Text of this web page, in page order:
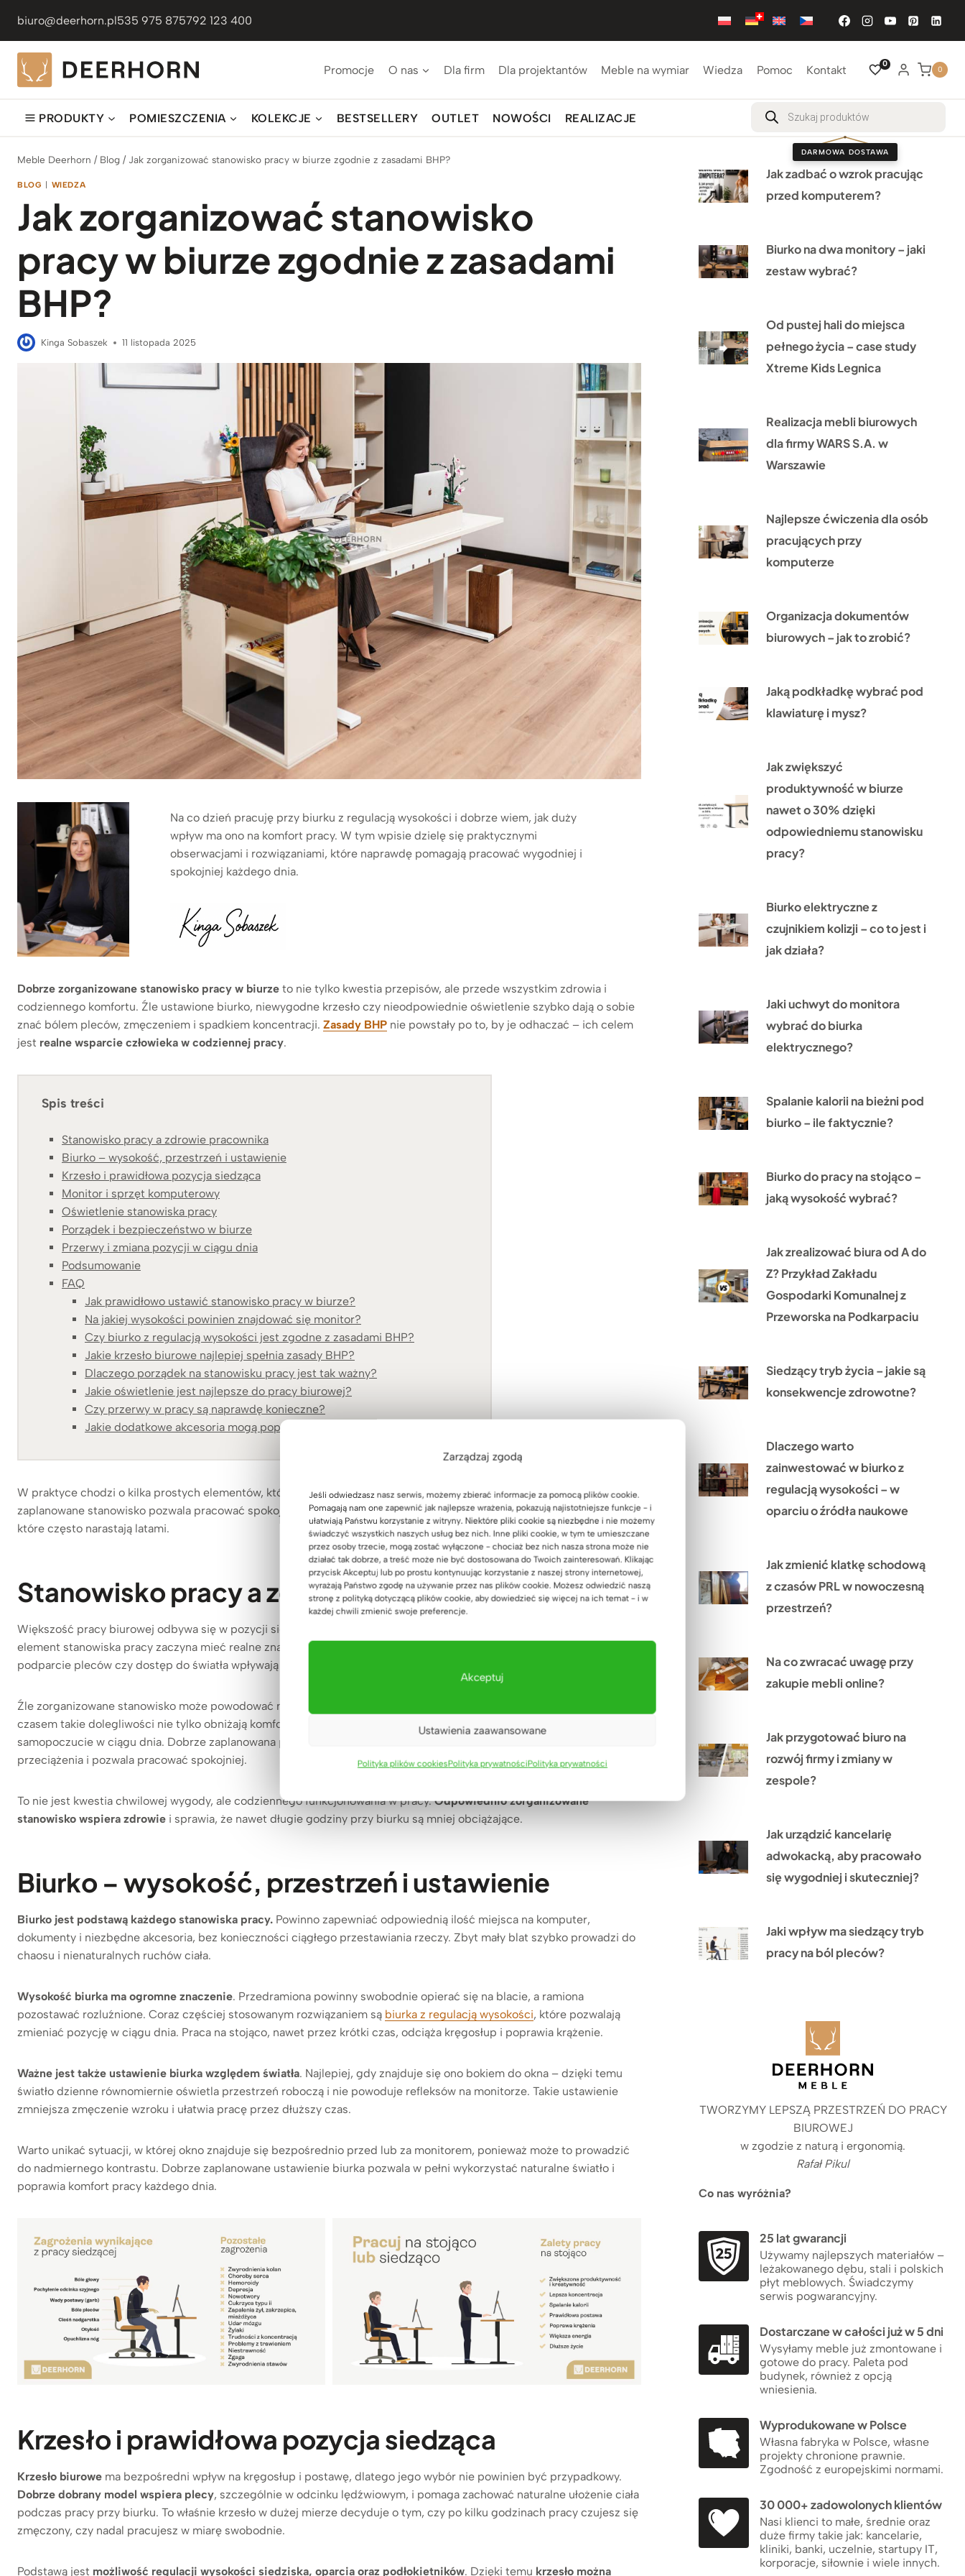
Zarządzaj zgodą
Jeśli odwiedzasz nasz serwis, możemy zbierać informacje za pomocą plików cookie.
Pomagają nam one zapewnić jak najlepsze wrażenia, pokazują najistotniejsze funkcje - i
ułatwiają Państwu korzystanie z witryny. Niektóre pliki cookie są niezbędne i nie możemy
świadczyć wszystkich naszych usług bez nich. Inne pliki cookie, w tym te umieszczane
przez osoby trzecie, mogą zostać wyłączone - chociaż bez nich nasza strona może nie
działać tak dobrze, a treść może nie być dostosowana do Twoich zainteresowań. Klikając
przycisk Akceptuj lub po prostu kontynuując korzystanie z naszej strony internetowej,
wyrażają Państwo zgodę na używanie przez nas plików cookie. Możesz odwiedzić naszą
stronę z polityką dotyczącą plików cookie, aby dowiedzieć się więcej na ich temat - i w
każdej chwili zmienić swoje preferencje.
Akceptuj
Ustawienia zaawansowane
Polityka plików cookiesPolityka prywatnościPolityka prywatności
treści
biuro@deerhorn.pl535 975 875792 123 400
Promocje O nas Dla firm Dla projektantów Meble na wymiar Wiedza Pomoc Kontakt 0
0
PRODUKTY POMIESZCZENIA KOLEKCJE BESTSELLERY OUTLET NOWOŚCI REALIZACJE
Wyszukiwarka
produktów
DARMOWA DOSTAWA
Meble Deerhorn / Blog / Jak zorganizować stanowisko pracy w biurze zgodnie z zasadami BHP?
BLOG | WIEDZA
Jak zorganizować stanowisko
pracy w biurze zgodnie z zasadami
BHP?
Kinga Sobaszek 11 listopada 2025
Na co dzień pracuję przy biurku z regulacją wysokości i dobrze wiem, jak duży
wpływ ma ono na komfort pracy. W tym wpisie dzielę się praktycznymi
obserwacjami i rozwiązaniami, które naprawdę pomagają pracować wygodniej i
spokojniej każdego dnia.
Dobrze zorganizowane stanowisko pracy w biurze to nie tylko kwestia przepisów, ale przede wszystkim zdrowia i
codziennego komfortu. Źle ustawione biurko, niewygodne krzesło czy nieodpowiednie oświetlenie szybko dają o sobie
znać bólem pleców, zmęczeniem i spadkiem koncentracji. Zasady BHP nie powstały po to, by je odhaczać – ich celem
jest realne wsparcie człowieka w codziennej pracy.
Spis treści
Stanowisko pracy a zdrowie pracownika
Biurko – wysokość, przestrzeń i ustawienie
Krzesło i prawidłowa pozycja siedząca
Monitor i sprzęt komputerowy
Oświetlenie stanowiska pracy
Porządek i bezpieczeństwo w biurze
Przerwy i zmiana pozycji w ciągu dnia
Podsumowanie
FAQ
Jak prawidłowo ustawić stanowisko pracy w biurze?
Na jakiej wysokości powinien znajdować się monitor?
Czy biurko z regulacją wysokości jest zgodne z zasadami BHP?
Jakie krzesło biurowe najlepiej spełnia zasady BHP?
Dlaczego porządek na stanowisku pracy jest tak ważny?
Jakie oświetlenie jest najlepsze do pracy biurowej?
Czy przerwy w pracy są naprawdę konieczne?
Jakie dodatkowe akcesoria mogą poprawić ergonomię stanowiska pracy?
W praktyce chodzi o kilka prostych elementów, które razem tworząbezpieczne i wygodne miejsce do pracy. Dobrze
zaplanowane stanowisko pozwala pracować spokojniej, dłużej utrzymać skupienie i uniknąć problemów zdrowotnych,
które często narastają latami.
Stanowisko pracy a zdrowie pracownika
Większość pracy biurowej odbywa się w pozycji siedzącej, często przez wiele godzin dziennie. W takiej sytuacji każdy
element stanowiska pracy zaczyna mieć realne znaczenie. Wysokość blatu, ustawienie monitora, odpowiednie
podparcie pleców czy dostęp do światła wpływają na to, jak ciało radzi sobie z długotrwałym obciążeniem.
Źle zorganizowane stanowisko może powodować napięcia mięśni, bóle karku i pleców oraz szybkie zmęczenie. Z
czasem takie dolegliwości nie tylko obniżają komfort pracy, ale również utrudniają koncentrację i wpływają na ogólne
samopoczucie w ciągu dnia. Dobrze zaplanowana przestrzeń pomaga utrzymać naturalną pozycję ciała, ogranicza
przeciążenia i pozwala pracować spokojniej.
To nie jest kwestia chwilowej wygody, ale codziennego funkcjonowania w pracy.Odpowiednio zorganizowane
stanowisko wspiera zdrowie i sprawia, że nawet długie godziny przy biurku są mniej obciążające.
Biurko – wysokość, przestrzeń i ustawienie
Biurko jest podstawą każdego stanowiska pracy. Powinno zapewniać odpowiednią ilość miejsca na komputer,
dokumenty i niezbędne akcesoria, bez konieczności ciągłego przestawiania rzeczy. Zbyt mały blat szybko prowadzi do
chaosu i nienaturalnych ruchów ciała.
Wysokość biurka ma ogromne znaczenie. Przedramiona powinny swobodnie opierać się na blacie, a ramiona
pozostawać rozluźnione. Coraz częściej stosowanym rozwiązaniem są biurka z regulacją wysokości, które pozwalają
zmieniać pozycję w ciągu dnia. Praca na stojąco, nawet przez krótki czas, odciąża kręgosłup i poprawia krążenie.
Ważne jest także ustawienie biurka względem światła. Najlepiej, gdy znajduje się ono bokiem do okna – dzięki temu
światło dzienne równomiernie oświetla przestrzeń roboczą i nie powoduje refleksów na monitorze. Takie ustawienie
zmniejsza zmęczenie wzroku i ułatwia pracę przez dłuższy czas.
Warto unikać sytuacji, w której okno znajduje się bezpośrednio przed lub za monitorem, ponieważ może to prowadzić
do nadmiernego kontrastu. Dobrze zaplanowane ustawienie biurka pozwala w pełni wykorzystać naturalne światło i
poprawia komfort pracy każdego dnia.
Krzesło i prawidłowa pozycja siedząca
Krzesło biurowe ma bezpośredni wpływ na kręgosłup i postawę, dlatego jego wybór nie powinien być przypadkowy.
Dobrze dobrany model wspiera plecy, szczególnie w odcinku lędźwiowym, i pomaga zachować naturalne ułożenie ciała
podczas pracy przy biurku. To właśnie krzesło w dużej mierze decyduje o tym, czy po kilku godzinach pracy czujesz się
zmęczony, czy nadal pracujesz w miarę swobodnie.
Podstawą jest możliwość regulacji wysokości siedziska, oparcia oraz podłokietników. Dzięki temu krzesło można
Jak zadbać o wzrok pracując
przed komputerem?
Biurko na dwa monitory – jaki
zestaw wybrać?
Od pustej hali do miejsca
pełnego życia – case study
Xtreme Kids Legnica
Realizacja mebli biurowych
dla firmy WARS S.A. w
Warszawie
Najlepsze ćwiczenia dla osób
pracujących przy
komputerze
Organizacja dokumentów
biurowych – jak to zrobić?
Jaką podkładkę wybrać pod
klawiaturę i mysz?
Jak zwiększyć
produktywność w biurze
nawet o 30% dzięki
odpowiedniemu stanowisku
pracy?
Biurko elektryczne z
czujnikiem kolizji – co to jest i
jak działa?
Jaki uchwyt do monitora
wybrać do biurka
elektrycznego?
Spalanie kalorii na bieżni pod
biurko – ile faktycznie?
Biurko do pracy na stojąco –
jaką wysokość wybrać?
Jak zrealizować biura od A do
Z? Przykład Zakładu
Gospodarki Komunalnej z
Przeworska na Podkarpaciu
Siedzący tryb życia – jakie są
konsekwencje zdrowotne?
Dlaczego warto
zainwestować w biurko z
regulacją wysokości – w
oparciu o źródła naukowe
Jak zmienić klatkę schodową
z czasów PRL w nowoczesną
przestrzeń?
Na co zwracać uwagę przy
zakupie mebli online?
Jak przygotować biuro na
rozwój firmy i zmiany w
zespole?
Jak urządzić kancelarię
adwokacką, aby pracowało
się wygodniej i skuteczniej?
Jaki wpływ ma siedzący tryb
pracy na ból pleców?
TWORZYMY LEPSZĄ PRZESTRZEŃ DO PRACY
BIUROWEJ
w zgodzie z naturą i ergonomią.
Rafał Pikul
Co nas wyróżnia?
25 lat gwarancji
Używamy najlepszych materiałów –
leżakowanego dębu, stali i polskich
płyt meblowych. Świadczymy
serwis pogwarancyjny.
Dostarczane w całości już w 5 dni
Wysyłamy meble już zmontowane i
gotowe do pracy. Paleta pod
budynek, również z opcją
wniesienia.
Wyprodukowane w Polsce
Własna fabryka w Polsce, własne
projekty chronione prawnie.
Zgodność z europejskimi normami.
30 000+ zadowolonych klientów
Nasi klienci to małe, średnie oraz
duże firmy takie jak: kancelarie,
kliniki, banki, uczelnie, startupy IT,
korporacje, siłownie i wiele innych.